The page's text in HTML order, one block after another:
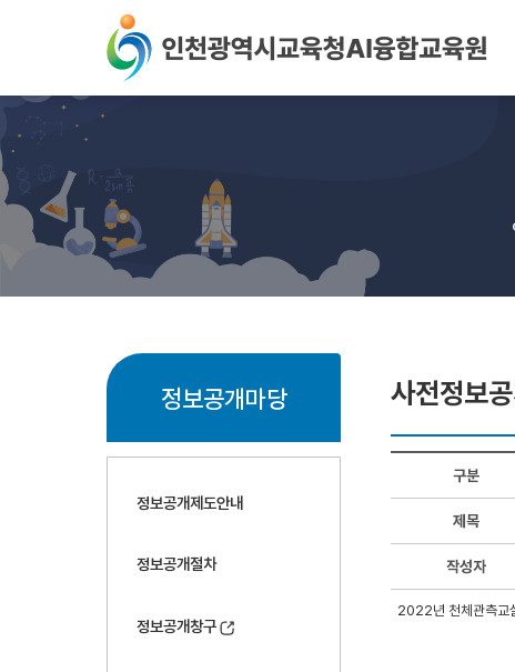
정보공개마당
정보공개제도안내
정보공개절차
정보공개창구
사전정보
구분
제목
작성자
2022년 천체관측교